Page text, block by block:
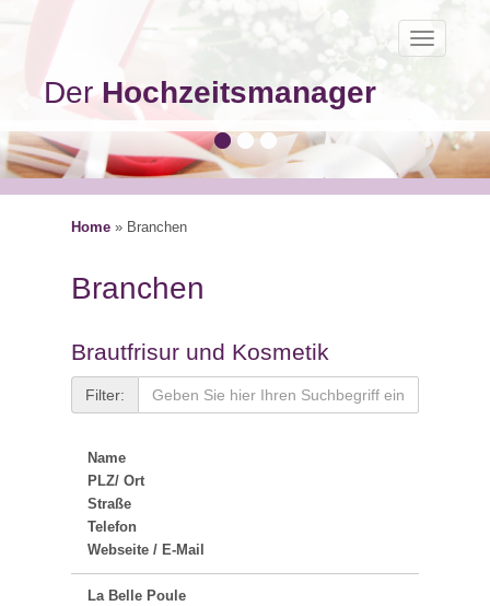
Toggle
DerHochzeitsmanager
Home » Branchen
Branchen
Brautfrisur und Kosmetik
Filter:
Name
PLZ/ Ort
Straße
Telefon
Webseite / E-Mail
La Belle Poule